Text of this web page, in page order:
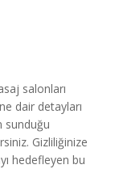
salonları
dair detayları
sunduğu
Gizliliğinize
hedefleyen bu